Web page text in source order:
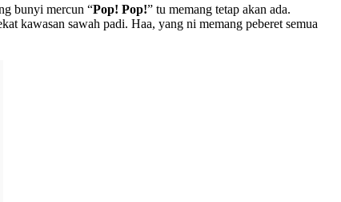
bunyi mercun “Pop! Pop!” tu memang tetap akan ada.
kawasan sawah padi. Haa, yang ni memang peberet semua